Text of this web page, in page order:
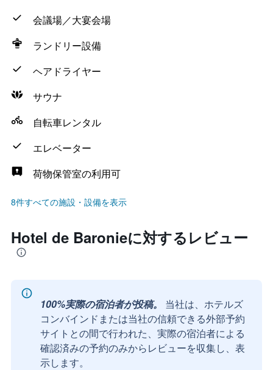
会議場／大宴会場
ランドリー設備
ヘアドライヤー
サウナ
自転車レンタル
エレベーター
荷物保管室の利用可
8件すべての施設・設備を表示
Hotel de Baronieに対するレビュー
100%実際の宿泊者が投稿。
当社は、ホテルズ
コンバインドまたは当社の信頼できる外部予約
サイトとの間で行われた、実際の宿泊者による
確認済みの予約のみからレビューを収集し、表
示します。